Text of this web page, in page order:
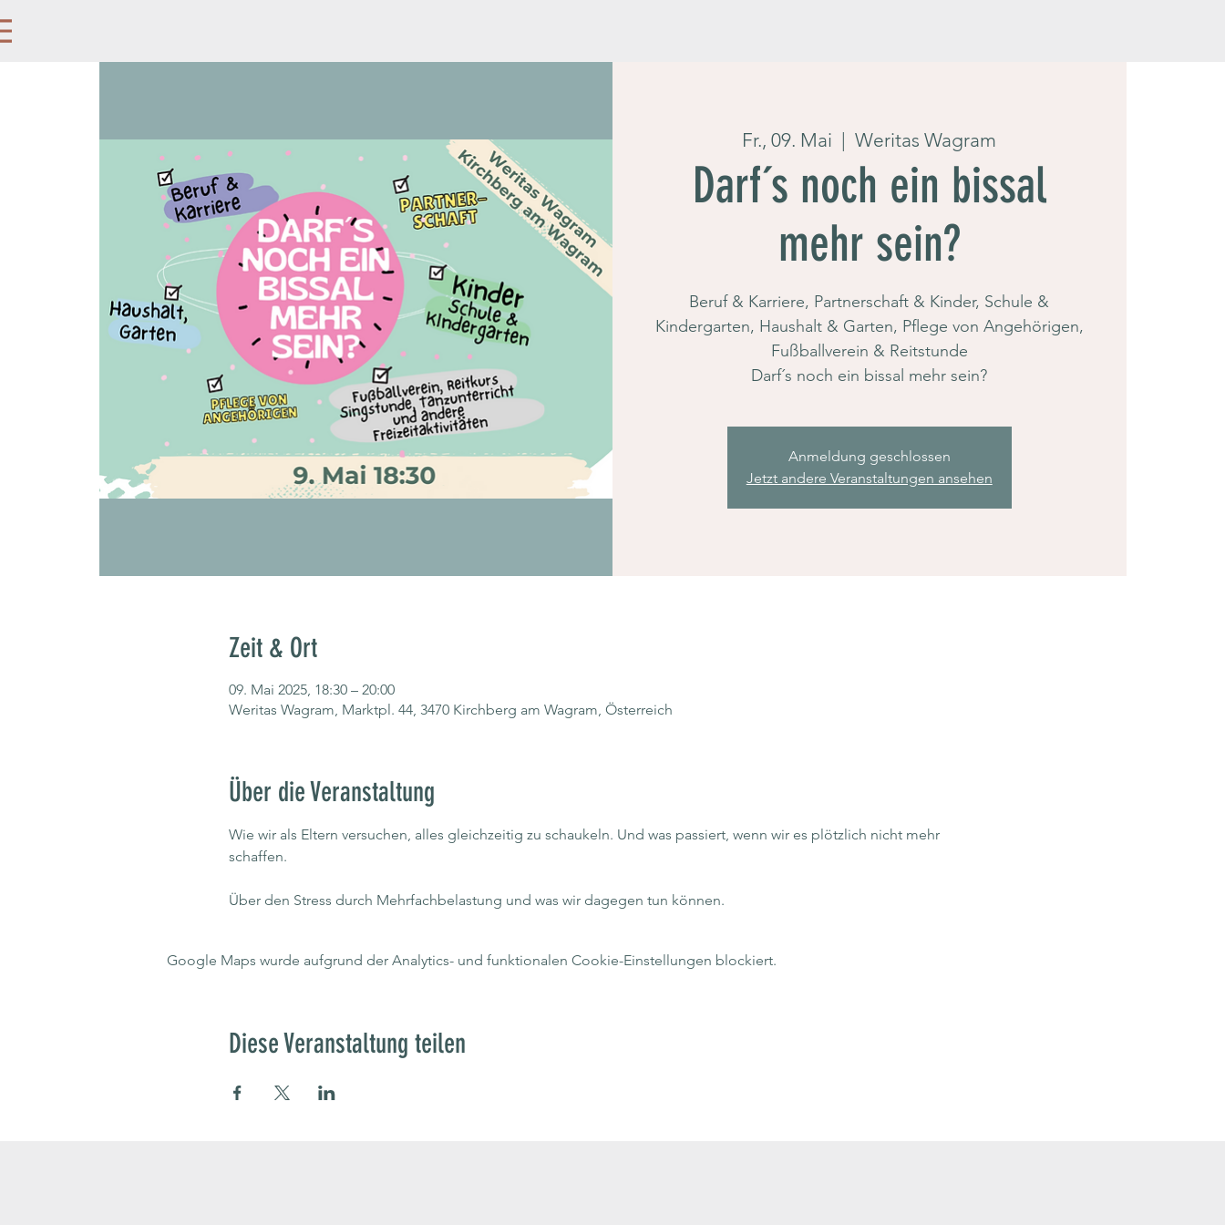
Fr., 09. Mai
  |
Weritas Wagram
Darf´s noch ein bissal
mehr sein?
Beruf & Karriere, Partnerschaft & Kinder, Schule &
Kindergarten, Haushalt & Garten, Pflege von Angehörigen,
Fußballverein & Reitstunde
Darf´s noch ein bissal mehr sein?
Anmeldung geschlossen
Jetzt andere Veranstaltungen ansehen
Zeit & Ort
09. Mai 2025, 18:30 – 20:00
Weritas Wagram, Marktpl. 44, 3470 Kirchberg am Wagram, Österreich
Über die Veranstaltung
Wie wir als Eltern versuchen, alles gleichzeitig zu schaukeln. Und was passiert, wenn wir es plötzlich nicht mehr
schaffen.
Über den Stress durch Mehrfachbelastung und was wir dagegen tun können.
Google Maps wurde aufgrund der Analytics- und funktionalen Cookie-Einstellungen blockiert.
Diese Veranstaltung teilen